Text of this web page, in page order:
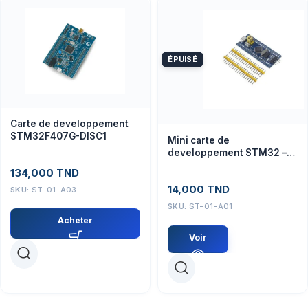
Carte de developpement
STM32F407G-DISC1
134,000 TND
SKU: ST-01-A03
Acheter
ÉPUISÉ
Mini carte de
developpement STM32 –
14,000 TND
SKU: ST-01-A01
Voir